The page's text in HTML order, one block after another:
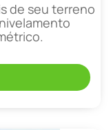
de seu terreno